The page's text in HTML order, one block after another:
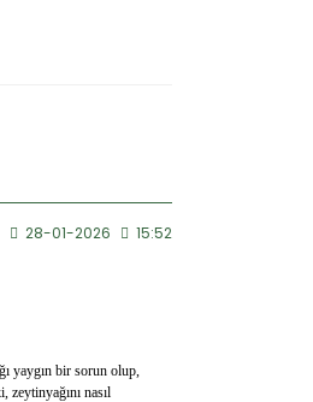
28-01-2026 15:52
yaygın bir sorun olup,
nasıl